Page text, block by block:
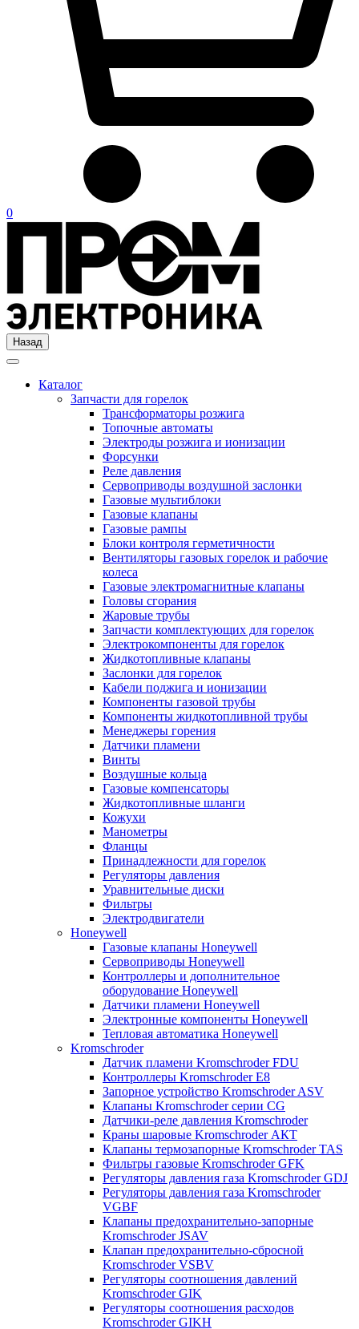
0
Назад
Каталог
Запчасти для горелок
Трансформаторы розжига
Топочные автоматы
Электроды розжига и ионизации
Форсунки
Реле давления
Сервоприводы воздушной заслонки
Газовые мультиблоки
Газовые клапаны
Газовые рампы
Блоки контроля герметичности
Вентиляторы газовых горелок и рабочие
колеса
Газовые электромагнитные клапаны
Головы сгорания
Жаровые трубы
Запчасти комплектующих для горелок
Электрокомпоненты для горелок
Жидкотопливные клапаны
Заслонки для горелок
Кабели поджига и ионизации
Компоненты газовой трубы
Компоненты жидкотопливной трубы
Менеджеры горения
Датчики пламени
Винты
Воздушные кольца
Газовые компенсаторы
Жидкотопливные шланги
Кожухи
Манометры
Фланцы
Принадлежности для горелок
Регуляторы давления
Уравнительные диски
Фильтры
Электродвигатели
Honeywell
Газовые клапаны Honeywell
Сервоприводы Honeywell
Контроллеры и дополнительное
оборудование Honeywell
Датчики пламени Honeywell
Электронные компоненты Honeywell
Тепловая автоматика Honeywell
Kromschroder
Датчик пламени Kromschroder FDU
Контроллеры Kromschroder E8
Запорное устройство Kromschroder ASV
Клапаны Kromschroder серии CG
Датчики-реле давления Kromschroder
Краны шаровые Kromschroder АКТ
Клапаны термозапорные Kromschroder TAS
Фильтры газовые Kromschroder GFK
Регуляторы давления газа Kromschroder GDJ
Регуляторы давления газа Kromschroder
VGBF
Клапаны предохранительно-запорные
Kromschroder JSAV
Клапан предохранительно-сбросной
Kromschroder VSBV
Регуляторы соотношения давлений
Kromschroder GIK
Регуляторы соотношения расходов
Kromschroder GIKH